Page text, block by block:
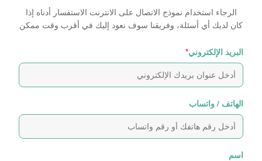
الرجاء استخدام نموذج الاتصال على الانترنت الاستفسار أدناه إذا
كان لديك أي أسئلة، وفريقنا سوف نعود إليك في أقرب وقت ممكن
البريد الإلكتروني*
الهاتف / واتساب
اسم